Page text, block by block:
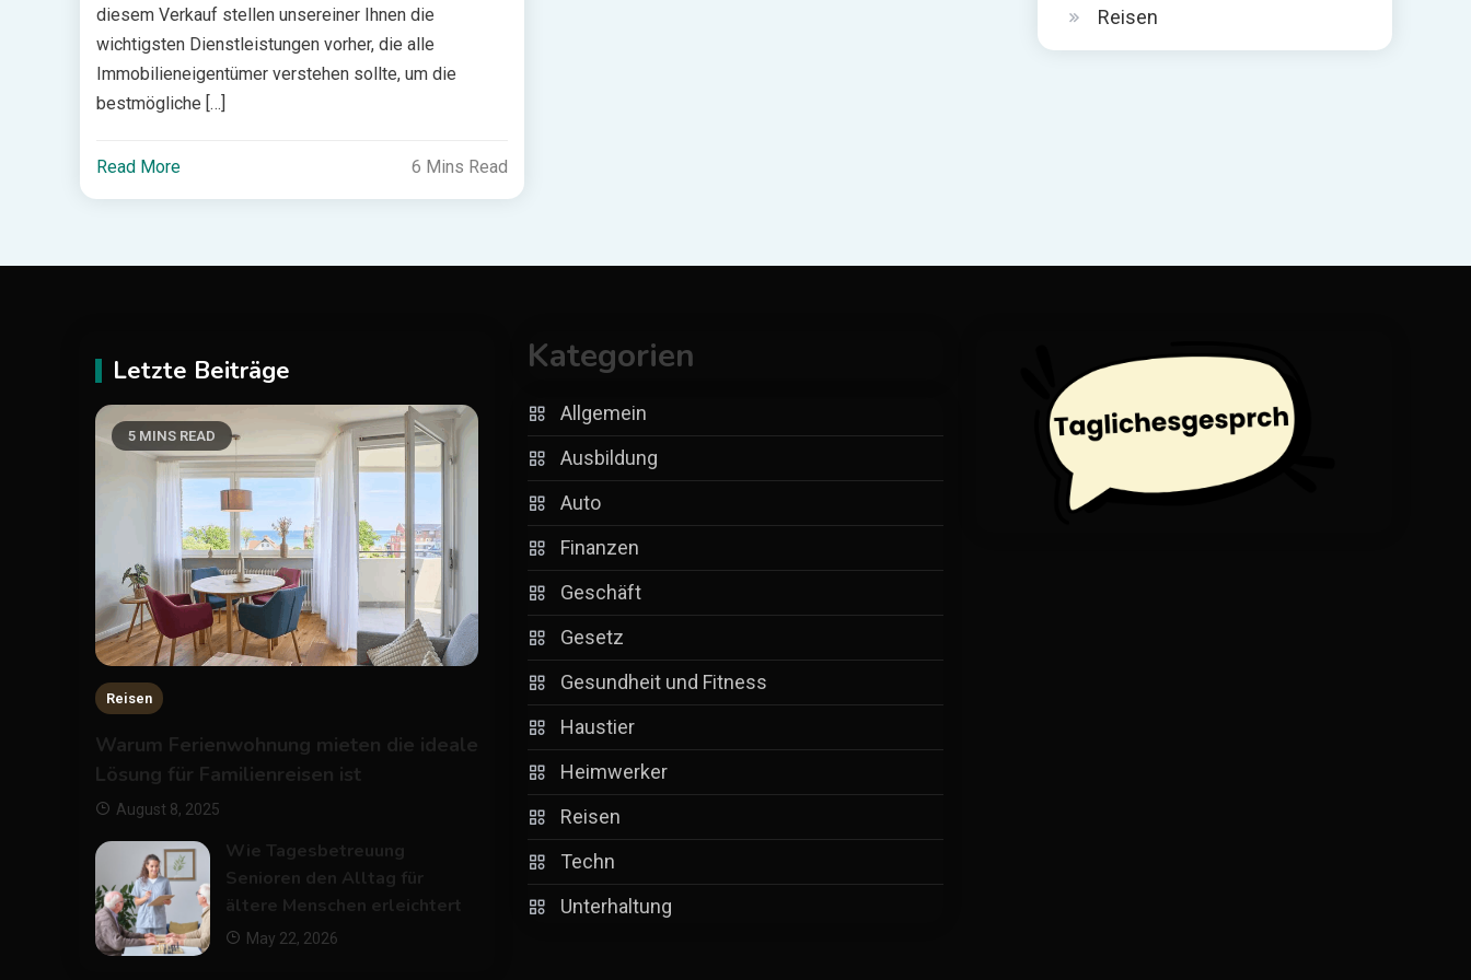
diesem Verkauf stellen unsereiner Ihnen die
wichtigsten Dienstleistungen vorher, die alle
Immobilieneigentümer verstehen sollte, um die
bestmögliche […]
Read More 6 Mins Read
Reisen
Letzte Beiträge
5 MINS READ
Reisen
Warum Ferienwohnung mieten die ideale
Lösung für Familienreisen ist
August 8, 2025
Wie Tagesbetreuung
Senioren den Alltag für
ältere Menschen erleichtert
May 22, 2026
Kategorien
Allgemein
Ausbildung
Auto
Finanzen
Geschäft
Gesetz
Gesundheit und Fitness
Haustier
Heimwerker
Reisen
Techn
Unterhaltung